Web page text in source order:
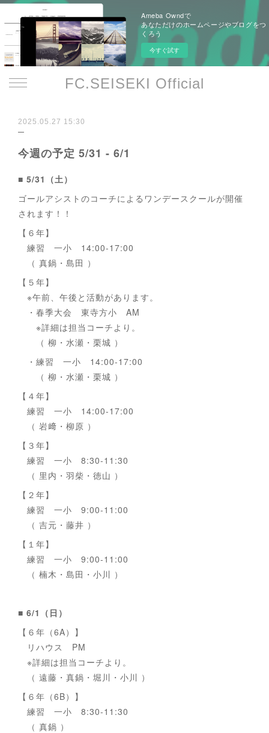
Ameba Owndで
あなただけのホームページやブログをつ
くろう
今すぐ試す
FC.SEISEKI Official
2025.05.27 15:30
今週の予定 5/31 - 6/1
■ 5/31（土）
ゴールアシストのコーチによるワンデースクールが開催
されます！！
【６年】
練習 一小 14:00-17:00
（ 真鍋・島田 ）
【５年】
※午前、午後と活動があります。
・春季大会 東寺方小 AM
※詳細は担当コーチより。
（ 柳・水瀬・栗城 ）
・練習 一小 14:00-17:00
（ 柳・水瀬・栗城 ）
【４年】
練習 一小 14:00-17:00
（ 岩﨑・柳原 ）
【３年】
練習 一小 8:30-11:30
（ 里内・羽柴・徳山 ）
【２年】
練習 一小 9:00-11:00
（ 吉元・藤井 ）
【１年】
練習 一小 9:00-11:00
（ 楠木・島田・小川 ）
■ 6/1（日）
【６年（6A）】
リハウス PM
※詳細は担当コーチより。
（ 遠藤・真鍋・堀川・小川 ）
【６年（6B）】
練習 一小 8:30-11:30
（ 真鍋 ）